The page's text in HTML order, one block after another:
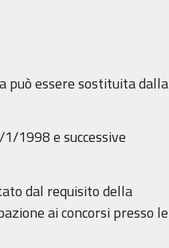
può essere sostituita dalla
1998 e successive
dal requisito della
ai concorsi presso le